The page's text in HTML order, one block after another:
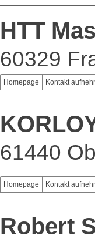
HTT
60329
Homepage Kontakt
61440
Homepage Kontakt
Robert